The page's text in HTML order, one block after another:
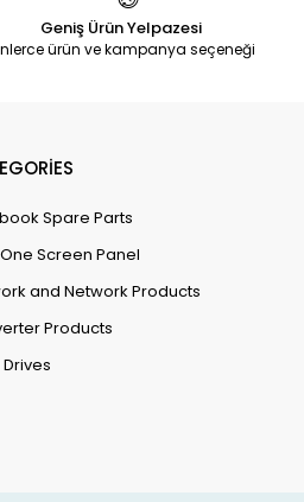
Geniş Ürün Yelpazesi
ürün ve kampanya seçeneği
Spare Parts
Screen Panel
and Network Products
Products